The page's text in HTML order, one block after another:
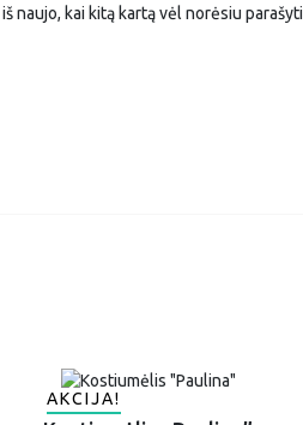
naujo, kai kitą kartą vėl norėsiu parašyti
AKCIJA!